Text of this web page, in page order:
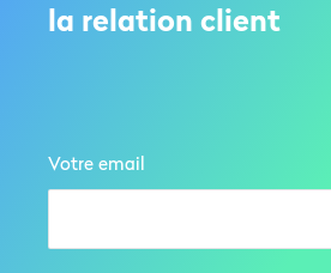
la relation client
Votre email